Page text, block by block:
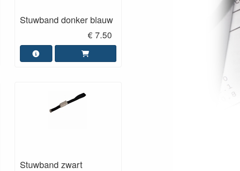
Stuwband donker blauw
€ 7.50
Stuwband zwart